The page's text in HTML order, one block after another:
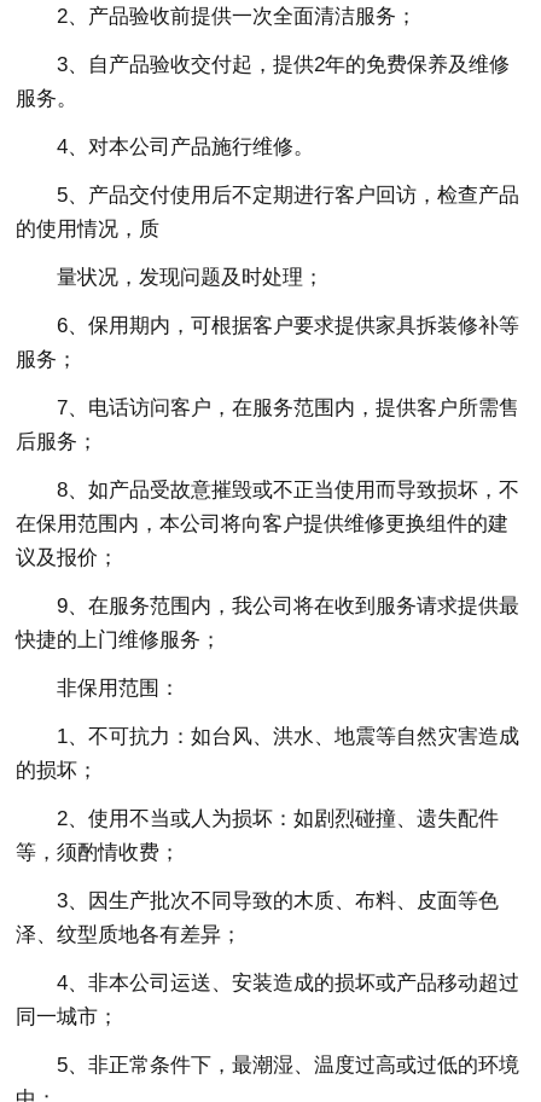
2、产品验收前提供一次全面清洁服务；
3、自产品验收交付起，提供2年的免费保养及维修
服务。
4、对本公司产品施行维修。
5、产品交付使用后不定期进行客户回访，检查产品
的使用情况，质
量状况，发现问题及时处理；
6、保用期内，可根据客户要求提供家具拆装修补等
服务；
7、电话访问客户，在服务范围内，提供客户所需售
后服务；
8、如产品受故意摧毁或不正当使用而导致损坏，不
在保用范围内，本公司将向客户提供维修更换组件的建
议及报价；
9、在服务范围内，我公司将在收到服务请求提供最
快捷的上门维修服务；
非保用范围：
1、不可抗力：如台风、洪水、地震等自然灾害造成
的损坏；
2、使用不当或人为损坏：如剧烈碰撞、遗失配件
等，须酌情收费；
3、因生产批次不同导致的木质、布料、皮面等色
泽、纹型质地各有差异；
4、非本公司运送、安装造成的损坏或产品移动超过
同一城市；
5、非正常条件下，最潮湿、温度过高或过低的环境